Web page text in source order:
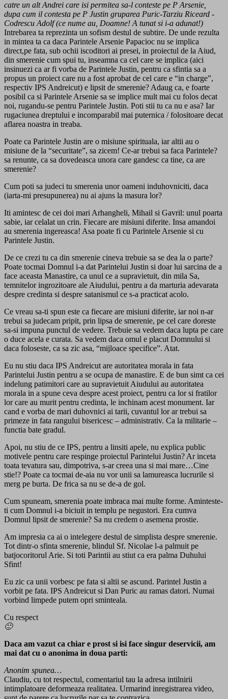
catre un alt Andrei care isi permitea sa-l conteste pe P Arsenie,
dupa cum il contesta pe P Justin gruparea Puric-Tarziu Riceard -
Codrescu Adolf (ce nume au, Doamne! A tunat si i-a adunat!)
Intrebarea ta reprezinta un sofism destul de subtire. De unde rezulta
in mintea ta ca daca Parintele Arsenie Papacioc nu se implica
direct,pe fata, sub ochii iscoditori ai presei, in proiectul de la Aiud,
din smerenie cum spui tu, inseamna ca cel care se implica (aici
insinuezi ca ar fi vorba de Parintele Justin, pentru ca sfintia sa a
propus un proiect care nu a fost aprobat de cel care e “in charge”,
respectiv IPS Andreicut) e lipsit de smerenie? Adaug ca, e foarte
posibil ca si Parintele Arsenie sa se implice mult mai cu folos decat
noi, rugandu-se pentru Parintele Justin. Poti stii tu ca nu e asa? Iar
rugaciunea dreptului e incomparabil mai puternica / folositoare decat
aflarea noastra in treaba.
Poate ca Parintele Justin are o misiune spirituala, iar altii au o
misiune de la “securitate”, sa zicem! Ce-ar trebui sa faca Parintele?
sa renunte, ca sa dovedeasca unora care gandesc ca tine, ca are
smerenie?
Cum poti sa judeci tu smerenia unor oameni induhovniciti, daca
(iarta-mi presupunerea) nu ai ajuns la masura lor?
Iti amintesc de cei doi mari Arhangheli, Mihail si Gavril: unul poarta
sabie, iar celalat un crin. Fiecare are misiuni diferite. Insa amandoi
au smerenia ingereasca! Asa poate fi cu Parintele Arsenie si cu
Parintele Justin.
De ce crezi tu ca din smerenie cineva trebuie sa se dea la o parte?
Poate tocmai Domnul i-a dat Parintelui Justin si doar lui sarcina de a
face aceasta Manastire, ca unul ce a supravietuit, din mila Sa,
temnitelor ingrozitoare ale Aiudului, pentru a da marturia adevarata
despre credinta si despre satanismul ce s-a practicat acolo.
Ce vreau sa-ti spun este ca fiecare are misiuni diferite, iar noi n-ar
trebui sa judecam pripit, prin lipsa de smerenie, pe cel care doreste
sa-si impuna punctul de vedere. Trebuie sa vedem daca lupta pe care
o duce acela e curata. Sa vedem daca omul e placut Domnului si
daca foloseste, ca sa zic asa, “mijloace specifice”. Atat.
Eu nu stiu daca IPS Andreicut are autoritatea morala in fata
Parintelui Justin pentru a se ocupa de manastire. E de bun simt ca cei
indelung patimitori care au supravietuit Aiudului au autoritatea
morala in a spune ceva despre acest proiect, pentru ca lor si fratilor
lor care au murit pentru credinta, le inchinam acest monument. Iar
cand e vorba de mari duhovnici ai tarii, cuvantul lor ar trebui sa
primeze in fata rangului bisericesc – administrativ. Ca la militarie –
functia bate gradul.
Apoi, nu stiu de ce IPS, pentru a linsiti apele, nu explica public
motivele pentru care respinge proiectul Parintelui Justin? Ar inceta
toata tevatura sau, dimpotriva, s-ar creea una si mai mare…Cine
stie!? Poate ca tocmai de-aia nu vor unii sa lamureasca lucrurile si
merg pe burta. De frica sa nu se de-a de gol.
Cum spuneam, smerenia poate imbraca mai multe forme. Aminteste-
ti cum Domnul i-a biciuit in templu pe negustori. Era cumva
Domnul lipsit de smerenie? Sa nu credem o asemena prostie.
Am impresia ca ai o intelegere destul de simplista despre smerenie.
Tot dintr-o sfinta smerenie, blindul Sf. Nicolae l-a palmuit pe
batjocoritorul Arie. Si toti Parintii au stiut ca era palma Duhului
Sfint!
Eu zic ca unii vorbesc pe fata si altii se ascund. Parintel Justin a
vorbit pe fata. IPS Andreicut si Dan Puric au ramas datori. Numai
vorbind limpede putem opri sminteala.
Cu respect
🙂
Daca am vazut ca chiar e prost si isi face singur deservicii, am
mai dat cu o anonima in doua parti:
Anonim spunea…
Claudiu, cu tot respectul, comentariul tau la adresa intilnirii
intimplatoare deformeaza realitatea. Urmarind inregistrarea video,